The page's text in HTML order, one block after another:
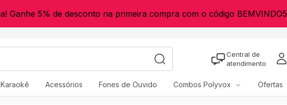
Ganhe 5% de desconto na primeira compra com o código BEMVINDO5
Central de
atendimento
Karaokê Acessórios Fones de Ouvido Combos Polyvox Ofertas